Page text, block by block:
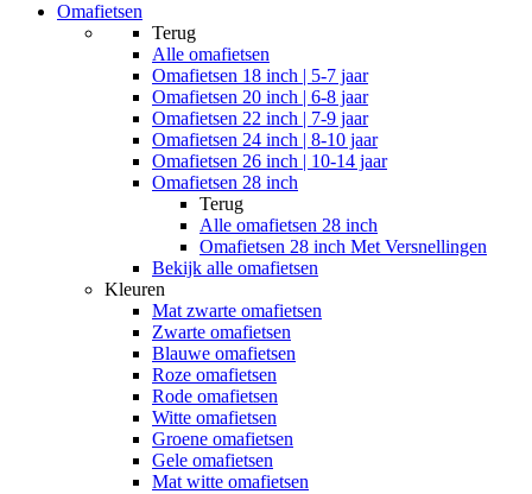
Omafietsen
Terug
Alle omafietsen
Omafietsen 18 inch | 5-7 jaar
Omafietsen 20 inch | 6-8 jaar
Omafietsen 22 inch | 7-9 jaar
Omafietsen 24 inch | 8-10 jaar
Omafietsen 26 inch | 10-14 jaar
Omafietsen 28 inch
Terug
Alle omafietsen 28 inch
Omafietsen 28 inch Met Versnellingen
Bekijk alle omafietsen
Kleuren
Mat zwarte omafietsen
Zwarte omafietsen
Blauwe omafietsen
Roze omafietsen
Rode omafietsen
Witte omafietsen
Groene omafietsen
Gele omafietsen
Mat witte omafietsen